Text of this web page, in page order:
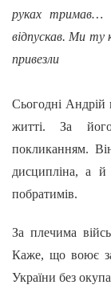
руках тримав…
відпускав. Ми ту
привезли
Сьогодні
житті. За
покликанням.
дисципліна, а й
побратимів.
За плечима
Каже, що воює
України без